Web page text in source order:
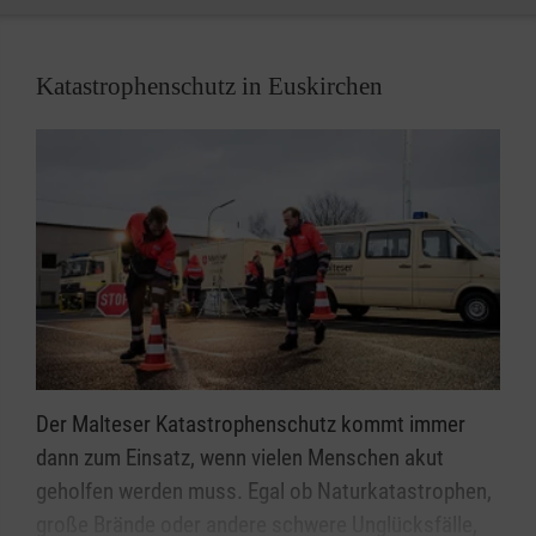
Katastrophenschutz in Euskirchen
Der Malteser Katastrophenschutz kommt immer
dann zum Einsatz, wenn vielen Menschen akut
geholfen werden muss. Egal ob Naturkatastrophen,